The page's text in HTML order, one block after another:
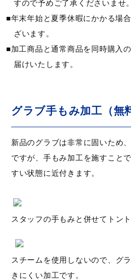
すので予めご了承くださいませ。
■年末年始と夏季休暇にかかる場
ざいます。
■加工商品と通常商品を同時購入
届けいたします。
グラブ手もみ加工（無
新品のグラブは非常に固いため
ですが、手もみ加工を施すこと
すい状態に近付きます。
スタッフの手もみと併せてトン
スチームを使用しないので、グ
きにくい加工です。